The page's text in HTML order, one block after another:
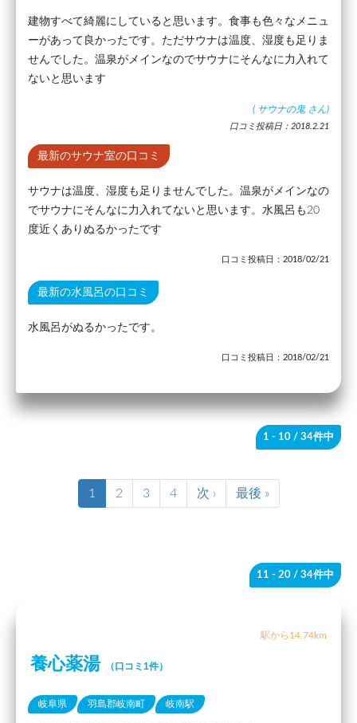
建物すべて綺麗にしていると思います。食事も色々なメニュ
ーがあって良かったです。ただサウナは温度、湿度も足りま
せんでした。温泉がメインなのでサウナにそんなに力入れて
ないと思います
( サウナの鬼 さん)
口コミ投稿日：2018.2.21
最新のサウナ室の口コミ
サウナは温度、湿度も足りませんでした。温泉がメインなの
でサウナにそんなに力入れてないと思います。水風呂も20
度近くありぬるかったです
口コミ投稿日：2018/02/21
最新の水風呂の口コミ
水風呂がぬるかったです。
口コミ投稿日：2018/02/21
1 - 10 / 34件中
1 2 3 4 次 › 最後 »
11 - 20 / 34件中
駅から14.74km
養心薬湯 （口コミ1件）
岐阜県 羽島郡岐南町 岐南駅